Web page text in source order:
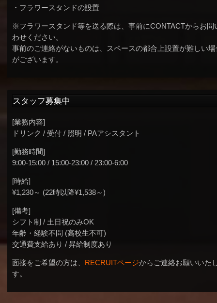
・フラワースタンドの設置
※フラワースタンド等を送る際は、事前にCONTACTからお問
わせください。
事前のご連絡がないものは、スペースの都合上設置が難しい場
がございます。
スタッフ募集中
[業務内容]
ドリンク / 受付 / 照明 / PAアシスタント
[勤務時間]
9:00-15:00 / 15:00-23:00 / 23:00-6:00
[時給]
¥1,230～ (22時以降¥1,538～)
[備考]
シフト制 / 土日祝のみOK
年齢・経験不問 (高校生不可)
交通費支給あり / 昇給制度あり
面接をご希望の方は、 RECRUITページからご連絡お願いいた
す。